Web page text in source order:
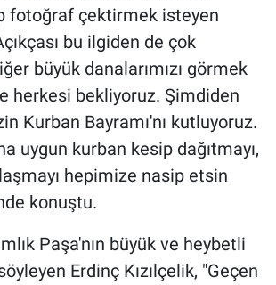
fotoğraf çektirmek isteyen
bu ilgiden de çok
büyük danalarımızı görmek
herkesi bekliyoruz. Şimdiden
Kurban Bayramı'nı kutluyoruz.
uygun kurban kesip dağıtmayı,
hepimize nasip etsin
konuştu.
Paşa'nın büyük ve heybetli
Erdinç Kızılçelik, "Geçen